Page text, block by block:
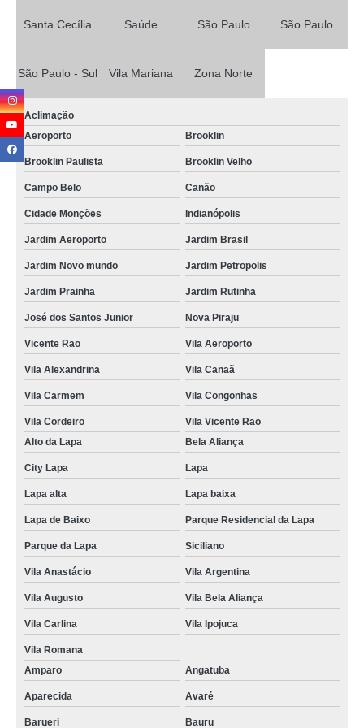
clínica especializada em tratamento para estresse pós traumático Brooklin
Velho
tratamento transtorno de estresse Indianópolis
onde marcar tratamento do estresse pós traumático Vila Mariana
tratamento estresse pós traumático clínica Marechal Deodoro
clínica especializada em tratamento para transtorno de estresse Aeroporto
tratamento para transtornos de estresse clínica Jardim Brasil
onde marcar tratamento transtorno estresse pós traumático Freguesia do Ó
clínica especializada em tratamento para transtornos de estresse Freguesia
do Ó
tratamento pós traumático Perus
clínica especializada em tratamento transtorno estresse pós traumático
Cidade Monções
tratamento transtorno de estresse pós traumático Jardim Andaraí
onde marcar tratamento para transtorno de estresse Vila Maria
onde marcar tratamento pós traumático Chácara do Castelo
onde marcar tratamento estresse pós traumático Jardim Glória
tratamento transtorno de estresse pós traumático clínica Parque Residencial
clínica especializada em tratamento pós traumático Siciliano
tratamento transtorno estresse pós traumático Vila Uberabinha
onde marcar tratamento transtorno de estresse pós traumático Jardim Brasil
onde marcar tratamento para transtorno de estresse pós traumático Avaré
onde marcar tratamento de estresse pós traumático Mogi Mirim
Santa Cecília Saúde São Paulo São Paulo
São Paulo - Sul Vila Mariana Zona Norte
Aclimação
Aeroporto
Brooklin
Brooklin Paulista Brooklin Velho
Campo Belo Canão
Cidade Monções Indianópolis
Jardim Aeroporto Jardim Brasil
Jardim Novo mundo Jardim Petropolis
Jardim Prainha Jardim Rutinha
José dos Santos Junior Nova Piraju
Vicente Rao Vila Aeroporto
Vila Alexandrina Vila Canaã
Vila Carmem Vila Congonhas
Vila Cordeiro
Vila Vicente Rao
Alto da Lapa
Bela Aliança
City Lapa Lapa
Lapa alta Lapa baixa
Lapa de Baixo Parque Residencial da Lapa
Parque da Lapa Siciliano
Vila Anastácio Vila Argentina
Vila Augusto Vila Bela Aliança
Vila Carlina Vila Ipojuca
Vila Romana
Amparo
Angatuba
Aparecida Avaré
Barueri Bauru